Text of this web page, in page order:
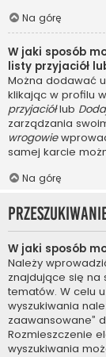
Na górę
W jaki sposób
listy przyjaciół
Można dodawać
klikając w profilu
przyjaciółlub
zarządzania
wrogowie
samej karcie
Na górę
W jaki sposób
Należy
znajdujące się na
tematów. W celu
wyszukiwania
zaawansowane”
Rozmieszczenie
wyszukiwania